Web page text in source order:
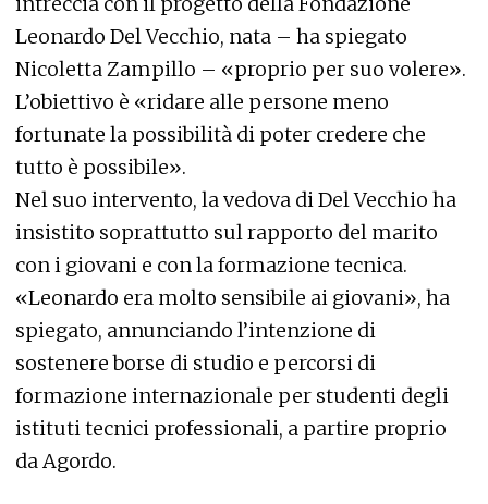
Leonardo Del Vecchio, nata – ha spiegato
Nicoletta Zampillo – «proprio per suo volere».
L’obiettivo è «ridare alle persone meno
fortunate la possibilità di poter credere che
tutto è possibile».
Nel suo intervento, la vedova di Del Vecchio ha
insistito soprattutto sul rapporto del marito
con i giovani e con la formazione tecnica.
«Leonardo era molto sensibile ai giovani», ha
spiegato, annunciando l’intenzione di
sostenere borse di studio e percorsi di
formazione internazionale per studenti degli
istituti tecnici professionali, a partire proprio
da Agordo.